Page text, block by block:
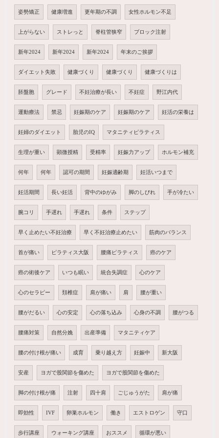
姿勢矯正 健康増進 更年期の不調 女性ホルモン不足
上がらない ストレっと 脊柱管狭窄 ブロック注射
新年2024 新年2024 新年2024 年末のご挨拶
ダイエット失敗 健康づくり 健康づくり 健康づくりは
胚盤胞 グレード 不妊治療が長い 不妊症 野江内代
運動療法 禁忌 妊娠期のケア 妊娠期のケア 妊活の栄養は
妊婦のダイエット 胎児のIQ マタニティピラティス
生理が重い 顕微授精 受精率 妊娠力アップ ホルモン補充
何年 何年 認可の期間 妊娠適齢期 妊活いつまで
妊活期間 長い妊活 背中のゆがみ 脚のしびれ 手が冷たい
腕コリ 手遅れ 手遅れ 条件 ステップ
早く止めたい不妊治療 早く不妊治療止めたい 筋肉のバランス
首が痛い ピラティス大阪 腰痛ピラティス 癌のケア
癌の術後ケア いつも眠い 統合失調症 心のケア
心のセラピー 頚椎症 肩が痛い 肩 腰が重い
腰がだるい 心の安定 心の落ち込み 心身の不調 腰がつる
腰痛対策 自然分娩 出産準備 マタニティケア
腰の付け根が痛い 成育 乗り越え方 妊娠中 新大阪
安産 ヨガで股関節を傷めた ヨガで股関節を傷めた
脚の付け根が痛 注射 四十肩 ごじゅうがた 肩が痛
即効性 IVF 卵巣ホルモン 働き エストロゲン 守口
歩行講座 ウォーキング講座 おススメ 循環が悪い